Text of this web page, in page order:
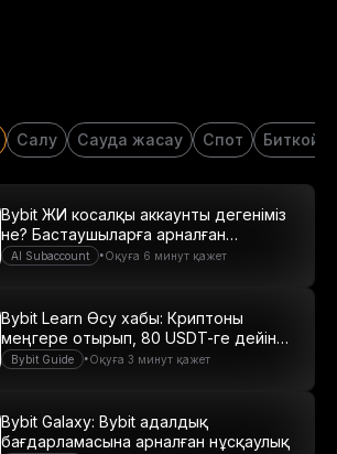
Салу Сауда жасау Спот Биткойн
AI Subaccount •Оқуға 6 минут қажет
Bybit ЖИ косалқы аккаунты дегеніміз
не? Бастаушыларға арналған
нұсқаулық
Bybit Guide •Оқуға 3 минут қажет
Bybit Learn Өсу хабы: Криптоны
меңгере отырып, 80 USDT-ге дейін
табыс табыңыз
Bybit Galaxy: Bybit адалдық
бағдарламасына арналған нұсқаулық